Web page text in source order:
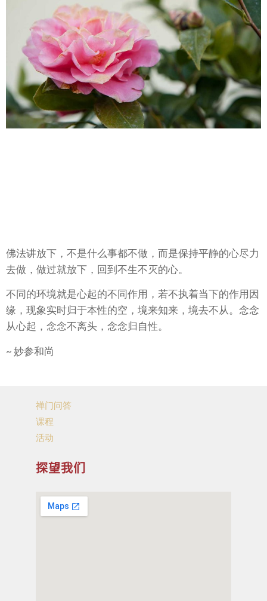
佛法讲放下，不是什么事都不做，而是保持平静的心尽力
去做，做过就放下，回到不生不灭的心。
不同的环境就是心起的不同作用，若不执着当下的作用因
缘，现象实时归于本性的空，境来知来，境去不从。念念
从心起，念念不离头，念念归自性。
~ 妙参和尚
禅门问答
课程
活动
探望我们